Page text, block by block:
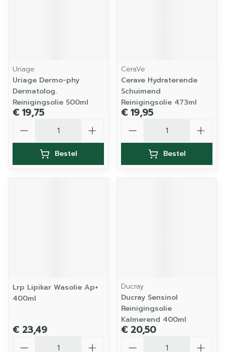
Uriage
Uriage Dermo-phy
Dermatolog.
Reinigingsolie 500ml
€ 19,75
Bestel
CeraVe
Cerave Hydraterende
Schuimend
Reinigingsolie 473ml
€ 19,95
Bestel
Lrp Lipikar Wasolie Ap+
400ml
€ 23,49
Ducray
Ducray Sensinol
Reinigingsolie
Kalmerend 400ml
€ 20,50